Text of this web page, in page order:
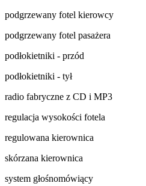
podgrzewany fotel kierowcy
podgrzewany fotel pasażera
podłokietniki - przód
podłokietniki - tył
radio fabryczne z CD i MP3
regulacja wysokości fotela
regulowana kierownica
skórzana kierownica
system głośnomówiący